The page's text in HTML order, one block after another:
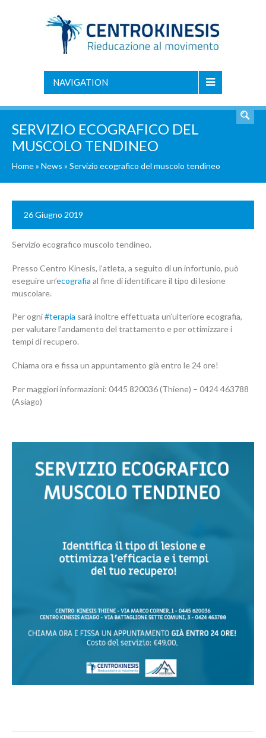
NAVIGATION
SERVIZIO ECOGRAFICO DEL
MUSCOLO TENDINEO
Home» News » Servizio ecografico del muscolo tendineo
26 Giugno 2019
Servizio ecografico muscolo tendineo.
Presso Centro Kinesis, l’atleta, a seguito di un infortunio, può
eseguire un’ecografia al fine di identificare il tipo di lesione
muscolare.
Per ogni#terapia sarà inoltre effettuata un’ulteriore ecografia,
per valutare l’andamento del trattamento e per ottimizzare i
tempi di recupero.
Chiama ora e fissa un appuntamento già entro le 24 ore!
Per maggiori informazioni: 0445 820036 (Thiene) – 0424 463788
(Asiago)